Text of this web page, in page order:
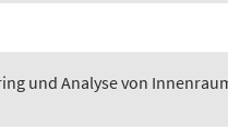
und Analyse von